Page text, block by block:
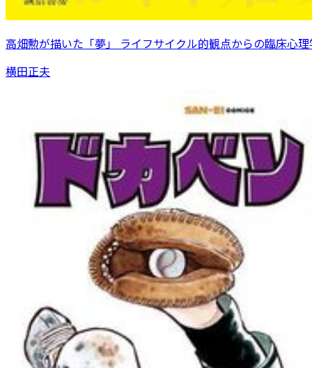
高畑勲が描いた「夢」 ライフサイクル的観点からの臨床心
横田正夫